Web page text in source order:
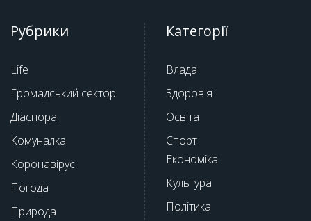
Рубрики
Life
Громадський сектор
Діаспора
Комуналка
Коронавірус
Погода
Природа
Категорії
Влада
Здоров'я
Освіта
Спорт
Економіка
Культура
Політика